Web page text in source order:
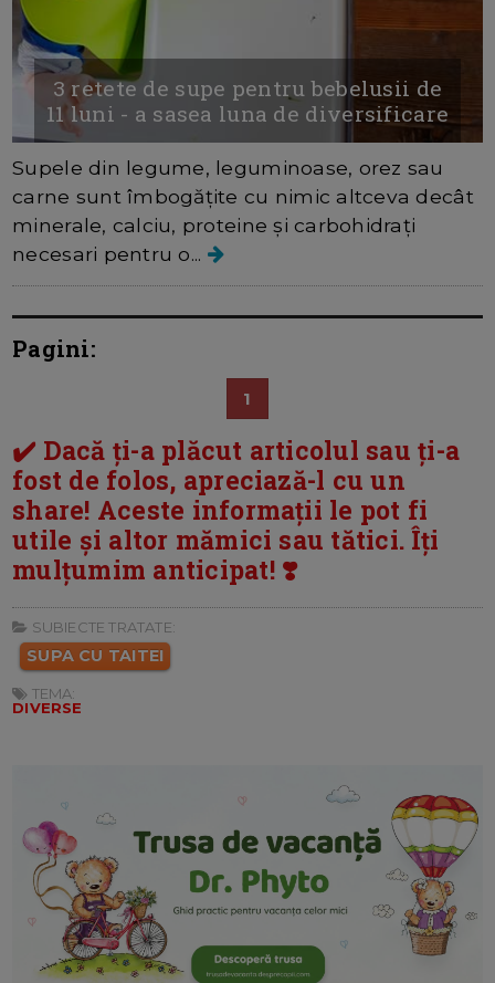
3 retete de supe pentru bebelusii de
11 luni - a sasea luna de diversificare
Supele din legume, leguminoase, orez sau
carne sunt îmbogățite cu nimic altceva decât
minerale, calciu, proteine ​​și carbohidrați
necesari pentru o...
Pagini:
1
✔️ Dacă ți-a plăcut articolul sau ți-a
fost de folos, apreciază-l cu un
share! Aceste informații le pot fi
utile și altor mămici sau tătici. Îți
mulțumim anticipat! ❣️
SUBIECTE TRATATE:
SUPA CU TAITEI
TEMA:
DIVERSE